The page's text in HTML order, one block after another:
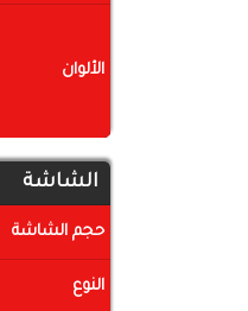
الألوان
الشاشة
حجم الشاشة
النوع